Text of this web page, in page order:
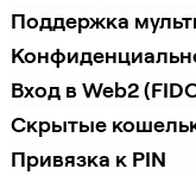
Поддержка
Вход в Web2
Скрытые
Привязка к PIN